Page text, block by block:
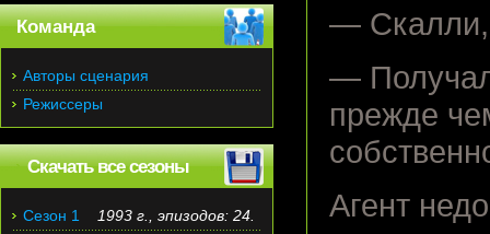
— Скалли,
—
прежде
Агент
Команда
Авторы сценария
Режиссеры
Скачать все сезоны
Сезон 1
1993 г., эпизодов: 24.